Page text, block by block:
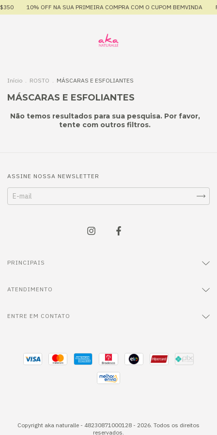
10% OFF NA SUA PRIMEIRA COMPRA COM O CUPOM BEMVINDA
Início . ROSTO . MÁSCARAS E ESFOLIANTES
MÁSCARAS E ESFOLIANTES
Não temos resultados para sua pesquisa. Por favor,
tente com outros filtros.
ASSINE NOSSA NEWSLETTER
PRINCIPAIS
ATENDIMENTO
ENTRE EM CONTATO
Copyright aka naturalle - 48230871000128 - 2026. Todos os direitos
reservados.